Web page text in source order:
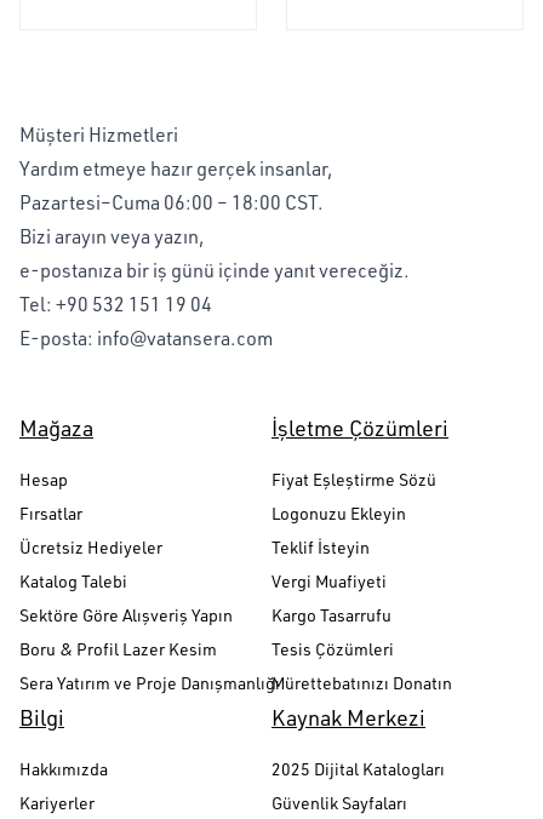
Müşteri Hizmetleri
Yardım etmeye hazır gerçek insanlar,
Pazartesi–Cuma 06:00 – 18:00 CST.
Bizi arayın veya yazın,
e-postanıza bir iş günü içinde yanıt vereceğiz.
Tel: +90 532 151 19 04
E-posta: info@vatansera.com
Mağaza
Hesap
Fırsatlar
Ücretsiz Hediyeler
Katalog Talebi
Sektöre Göre Alışveriş Yapın
Boru & Profil Lazer Kesim
Sera Yatırım ve Proje Danışmanlığı
İşletme Çözümleri
Fiyat Eşleştirme Sözü
Logonuzu Ekleyin
Teklif İsteyin
Vergi Muafiyeti
Kargo Tasarrufu
Tesis Çözümleri
Mürettebatınızı Donatın
Bilgi
Hakkımızda
Kariyerler
Kaynak Merkezi
2025 Dijital Katalogları
Güvenlik Sayfaları